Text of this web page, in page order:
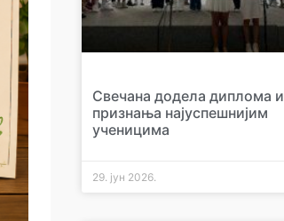
Свечана додела диплома и
признања најуспешнијим
ученицима
29. јун 2026.